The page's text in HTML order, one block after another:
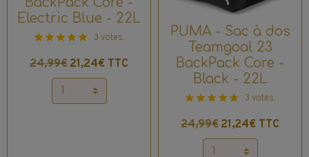
Electric Blue - 22L
3 votes.
24,99€ 21,24€ TTC
PUMA - Sac à dos
Teamgoal 23
BackPack Core -
Black - 22L
3 votes.
24,99€ 21,24€ TTC